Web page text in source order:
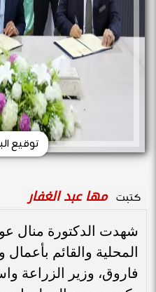
توقيع
كتبت مها عبد الغفار
شهدت الدكتورة منال
المحلية والقائم بأعمال
فاروق، وزير الزراعة